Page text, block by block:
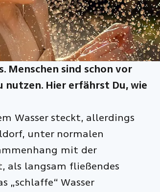
Menschen sind schon vor
Hier erfährst Du, wie
Wasser steckt, allerdings
unter normalen
mit der
als langsam fließendes
„schlaffe“ Wasser